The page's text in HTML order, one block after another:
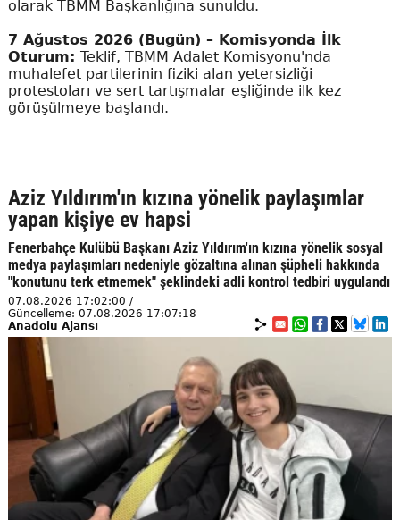
olarak TBMM Başkanlığına sunuldu.
7 Ağustos 2026 (Bugün) – Komisyonda İlk
Oturum: Teklif, TBMM Adalet Komisyonu'nda
muhalefet partilerinin fiziki alan yetersizliği
protestoları ve sert tartışmalar eşliğinde ilk kez
görüşülmeye başlandı.
Aziz Yıldırım'ın kızına yönelik paylaşımlar
yapan kişiye ev hapsi
Fenerbahçe Kulübü Başkanı Aziz Yıldırım'ın kızına yönelik sosyal
medya paylaşımları nedeniyle gözaltına alınan şüpheli hakkında
"konutunu terk etmemek" şeklindeki adli kontrol tedbiri uygulandı
07.08.2026 17:02:00 /
Güncelleme: 07.08.2026 17:07:18
Anadolu Ajansı